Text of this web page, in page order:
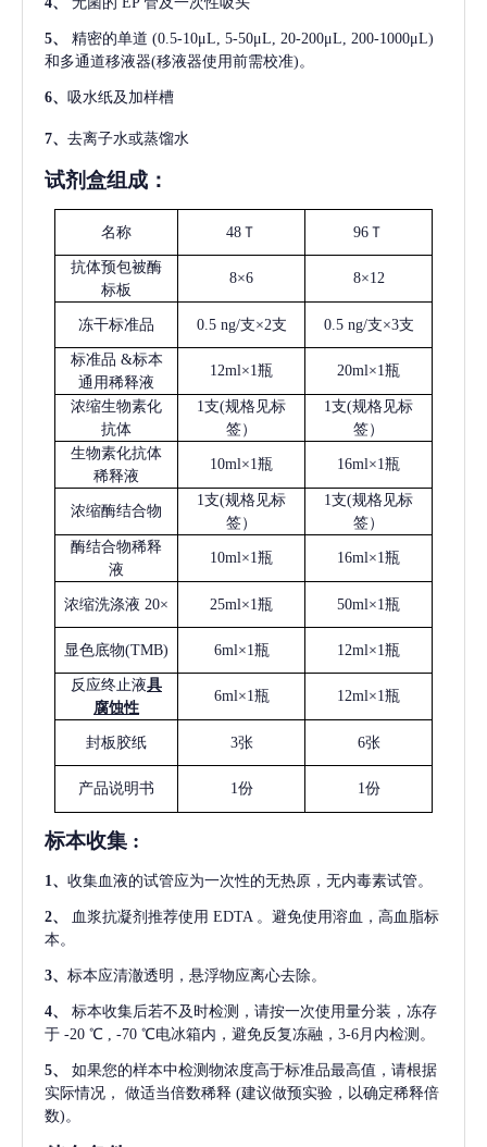
5、 精密的单道 (0.5-10μL, 5-50μL, 20-200μL, 200-1000μL)
和多通道移液器(移液器使用前需校准)。
6、 吸水纸及加样槽
7、 去离子水或蒸馏水
试剂盒组成：
名称 48Ｔ 96Ｔ
抗体预包被酶
标板
8×6 8×12
冻干标准品 0.5 ng/支×2支 0.5 ng/支×3支
标准品 &标本
通用稀释液
12ml×1瓶 20ml×1瓶
浓缩生物素化
抗体
1支(规格见标
签）
1支(规格见标
签）
生物素化抗体
稀释液
10ml×1瓶 16ml×1瓶
浓缩酶结合物
1支(规格见标
签）
1支(规格见标
签）
酶结合物稀释
液
10ml×1瓶 16ml×1瓶
浓缩洗涤液 20× 25ml×1瓶 50ml×1瓶
显色底物(TMB) 6ml×1瓶 12ml×1瓶
反应终止液具
腐蚀性
6ml×1瓶 12ml×1瓶
封板胶纸 3张 6张
产品说明书 1份 1份
标本收集 :
1 、 收集血液的试管应为一次性的无热原，无内毒素试管。
2、 血浆抗凝剂推荐使用 EDTA 。避免使用溶血，高血脂标
本。
3、 标本应清澈透明，悬浮物应离心去除。
4、
标本收集后若不及时检测，请按一次使用量分装，冻存
于 -20 ℃ , -70 ℃电冰箱内，避免反复冻融，3-6月内检测。
5、
如果您的样本中检测物浓度高于标准品最高值，请根据
实际情况，
做适当倍数稀释 (建议做预实验，以确定稀释倍
数)。